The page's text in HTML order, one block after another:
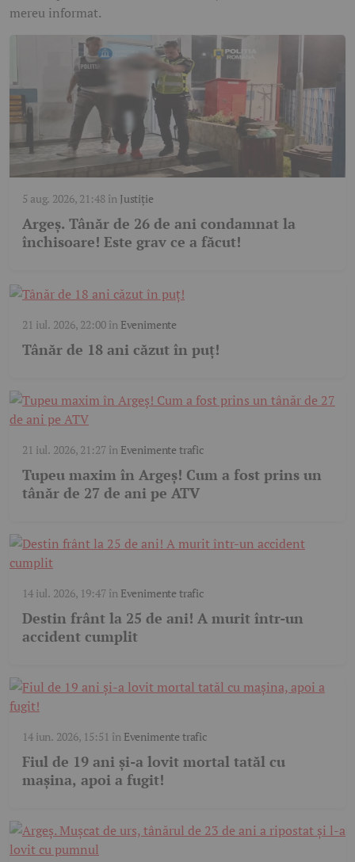
mereu informat.
5 aug. 2026, 21:48în Justiție
Argeș. Tânăr de 26 de ani condamnat la
închisoare! Este grav ce a făcut!
21 iul. 2026, 22:00în Evenimente
Tânăr de 18 ani căzut în puț!
21 iul. 2026, 21:27în Evenimente trafic
Tupeu maxim în Argeș! Cum a fost prins un
tânăr de 27 de ani pe ATV
14 iul. 2026, 19:47în Evenimente trafic
Destin frânt la 25 de ani! A murit într-un
accident cumplit
14 iun. 2026, 15:51 în Evenimente trafic
Fiul de 19 ani și-a lovit mortal tatăl cu
mașina, apoi a fugit!